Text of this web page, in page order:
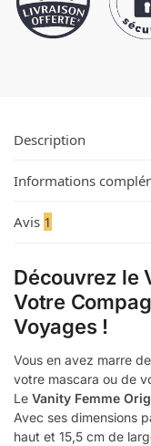
Description
Informations
Avis 1
Découvrez le
Votre
Voyages !
Vous en avez marre
votre mascara ou de
Le Vanity Femme
Avec ses dimensions
haut et 15,5 cm de